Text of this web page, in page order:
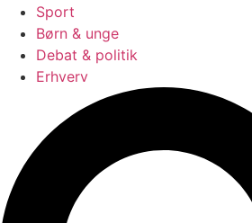
Sport
Børn & unge
Debat & politik
Erhverv